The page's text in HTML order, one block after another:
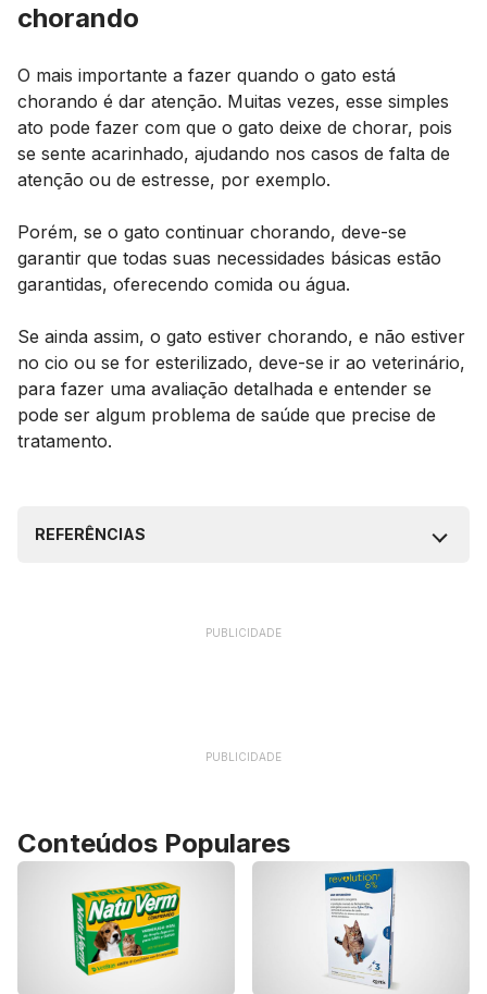
chorando
O mais importante a fazer quando o gato está
chorando é dar atenção. Muitas vezes, esse simples
ato pode fazer com que o gato deixe de chorar, pois
se sente acarinhado, ajudando nos casos de falta de
atenção ou de estresse, por exemplo.
Porém, se o gato continuar chorando, deve-se
garantir que todas suas necessidades básicas estão
garantidas, oferecendo comida ou água.
Se ainda assim, o gato estiver chorando, e não estiver
no cio ou se for esterilizado, deve-se ir ao veterinário,
para fazer uma avaliação detalhada e entender se
pode ser algum problema de saúde que precise de
tratamento.
REFERÊNCIAS
PUBLICIDADE
PUBLICIDADE
Conteúdos Populares